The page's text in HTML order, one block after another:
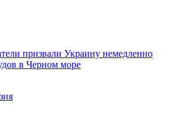
призвали Украину немедленно
в Черном море